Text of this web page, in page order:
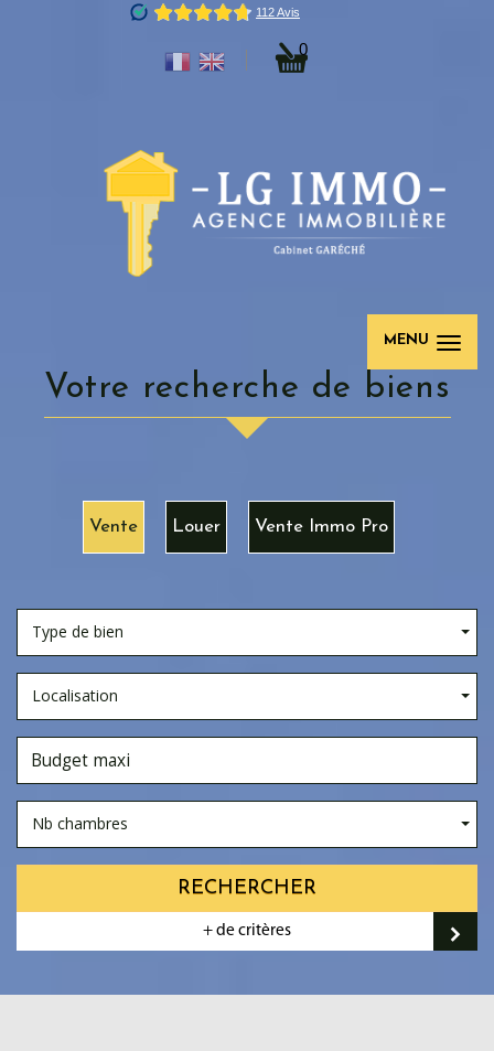
0
MENU
votre recherche de biens
Vente Louer Vente Immo Pro
Type de bien
Localisation
Nb chambres
RECHERCHER
+ de critères